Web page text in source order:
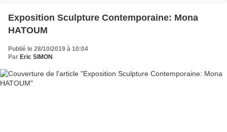
Exposition Sculpture Contemporaine: Mona
HATOUM
Publié le 28/10/2019 à 10:04
Par Eric SIMON